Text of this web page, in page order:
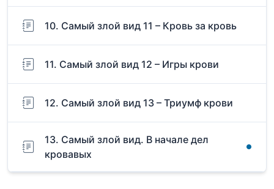
10. Самый злой вид 11 – Кровь за кровь
11. Самый злой вид 12 – Игры крови
12. Самый злой вид 13 – Триумф крови
13. Самый злой вид. В начале дел
кровавых